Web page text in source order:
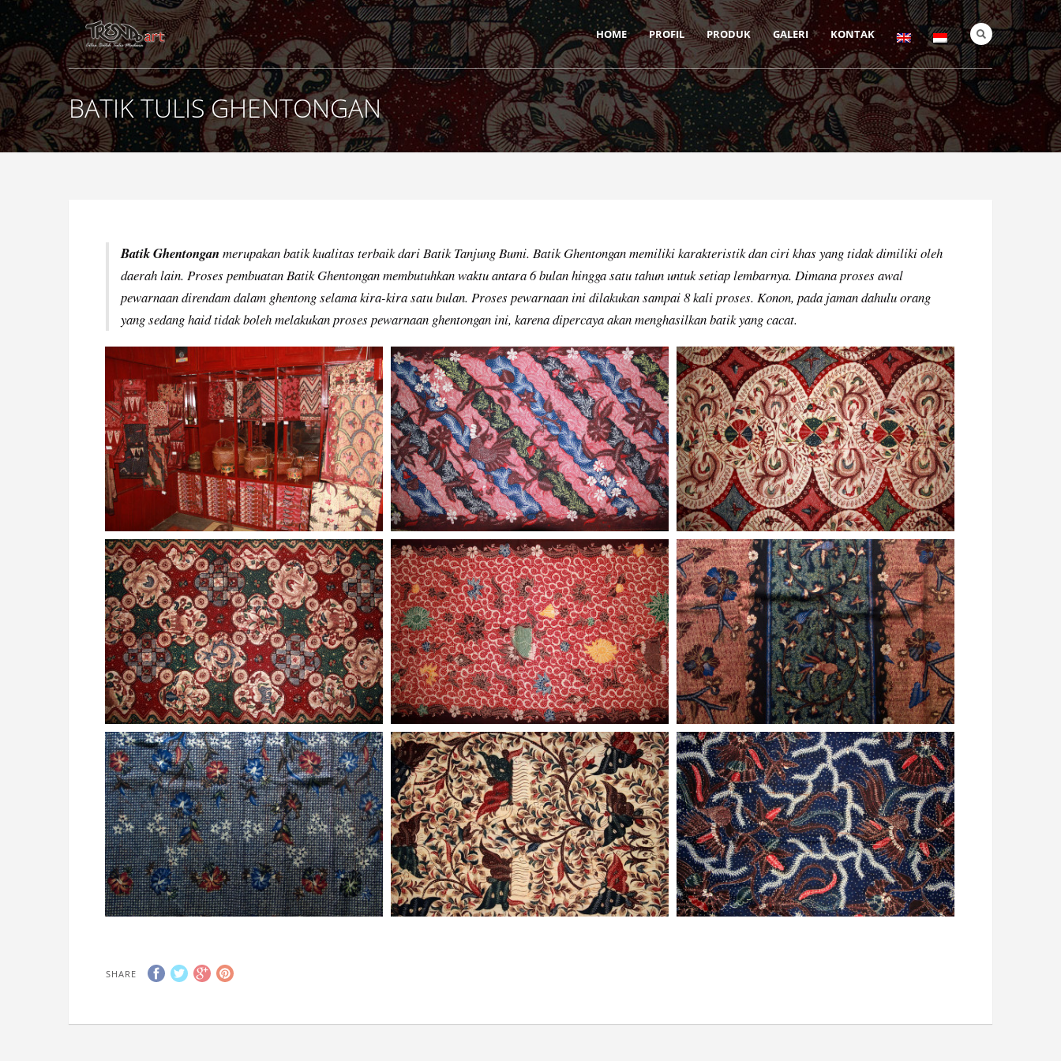
HOME PROFIL PRODUK GALERI KONTAK
BATIK TULIS GHENTONGAN
Batik Ghentongan merupakan batik kualitas terbaik dari Batik Tanjung Bumi. Batik Ghentongan memiliki karakteristik dan ciri khas yang tidak dimiliki oleh
daerah lain. Proses pembuatan Batik Ghentongan membutuhkan waktu antara 6 bulan hingga satu tahun untuk setiap lembarnya. Dimana proses awal
pewarnaan direndam dalam ghentong selama kira-kira satu bulan. Proses pewarnaan ini dilakukan sampai 8 kali proses. Konon, pada jaman dahulu orang
yang sedang haid tidak boleh melakukan proses pewarnaan ghentongan ini, karena dipercaya akan menghasilkan batik yang cacat.
SHARE